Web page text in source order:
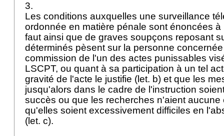
3.
Les conditions auxquelles une surveillance
ordonnée en matière pénale sont énoncées à
faut ainsi que de graves soupçons reposant
déterminés pèsent sur la personne
commission de l'un des actes punissables
LSCPT, ou quant à sa participation à un tel
gravité de l'acte le justifie (let. b) et que les
jusqu'alors dans le cadre de l'instruction
succès ou que les recherches n'aient
qu'elles soient excessivement difficiles en
(let. c).